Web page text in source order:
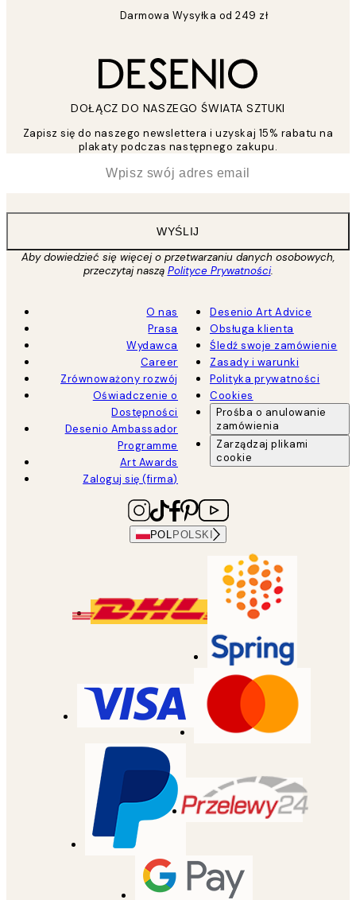
Darmowa Wysyłka od 249 zł
DOŁĄCZ DO NASZEGO ŚWIATA SZTUKI
Zapisz się do naszego newslettera i uzyskaj 15% rabatu na
plakaty podczas następnego zakupu.
WYŚLIJ
Aby dowiedzieć się więcej o przetwarzaniu danych osobowych,
przeczytaj naszą Polityce Prywatności.
O nas
Prasa
Wydawca
Career
Zrównoważony rozwój
Oświadczenie o
Dostępności
Desenio Ambassador
Programme
Art Awards
Zaloguj się (firma)
Desenio Art Advice
Obsługa klienta
Śledź swoje zamówienie
Zasady i warunki
Polityka prywatności
Cookies
Prośba o anulowanie
zamówienia
Zarządzaj plikami
cookie
POL POLSKI